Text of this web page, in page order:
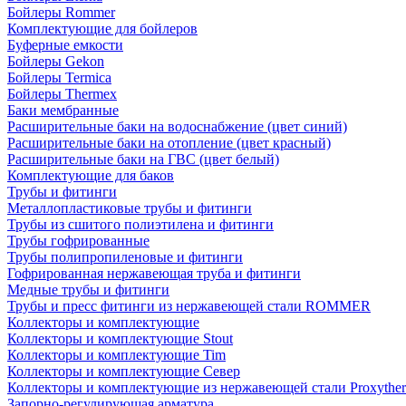
Бойлеры Rommer
Комплектующие для бойлеров
Буферные емкости
Бойлеры Gekon
Бойлеры Termica
Бойлеры Thermex
Баки мембранные
Расширительные баки на водоснабжение (цвет синий)
Расширительные баки на отопление (цвет красный)
Расширительные баки на ГВС (цвет белый)
Комплектующие для баков
Трубы и фитинги
Металлопластиковые трубы и фитинги
Трубы из сшитого полиэтилена и фитинги
Трубы гофрированные
Трубы полипропиленовые и фитинги
Гофрированная нержавеющая труба и фитинги
Медные трубы и фитинги
Трубы и пресс фитинги из нержавеющей стали ROMMER
Коллекторы и комплектующие
Коллекторы и комплектующие Stout
Коллекторы и комплектующие Tim
Коллекторы и комплектующие Север
Коллекторы и комплектующие из нержавеющей стали